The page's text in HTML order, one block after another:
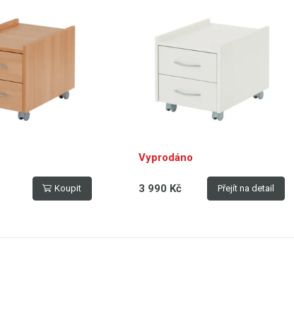
Koupit
Vyprodáno
3 990 Kč Přejít na detail